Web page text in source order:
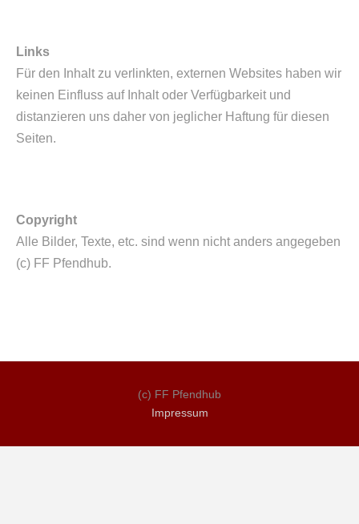
Links
Für den Inhalt zu verlinkten, externen Websites haben wir
keinen Einfluss auf Inhalt oder Verfügbarkeit und
distanzieren uns daher von jeglicher Haftung für diesen
Seiten.
Copyright
Alle Bilder, Texte, etc. sind wenn nicht anders angegeben
(c) FF Pfendhub.
(c) FF Pfendhub
Impressum